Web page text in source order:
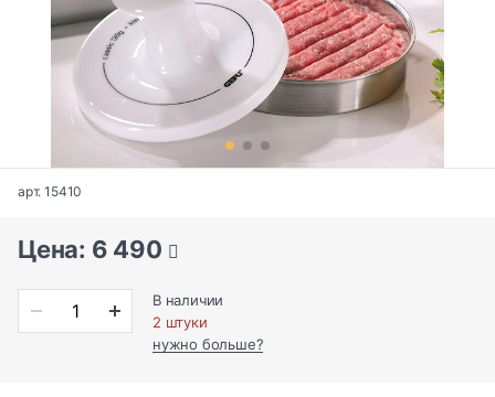
арт. 15410
Цена: 6 490
В наличии
2 штуки
нужно больше?